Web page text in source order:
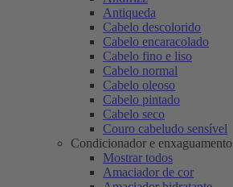
Antiqueda
Cabelo descolorido
Cabelo encaracolado
Cabelo fino e liso
Cabelo normal
Cabelo oleoso
Cabelo pintado
Cabelo seco
Couro cabeludo sensível
Condicionador e enxaguamento
Mostrar todos
Amaciador de cor